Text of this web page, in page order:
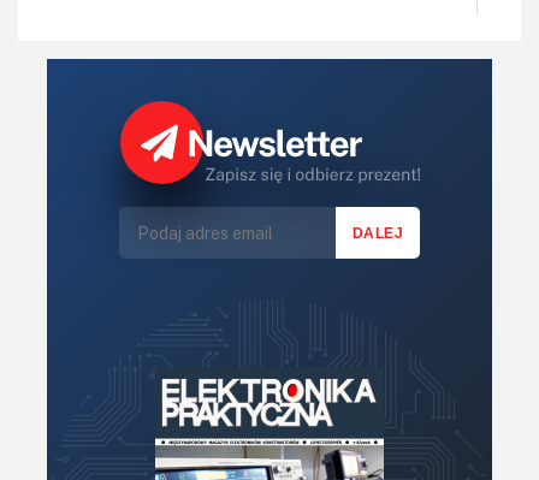
Koła Naukowe
LED/LCD/OLED
Mechatronika
Optoelektronika
PCB/Montaż